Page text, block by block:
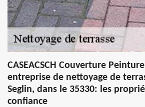
CASEACSCH Couverture
entreprise de nettoyage de
Seglin, dans le 35330: les
confiance